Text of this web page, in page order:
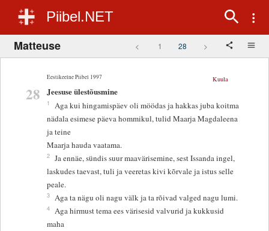
Piibel.NET
Matteuse < 1 28 >
Eestikeelne Piibel 1997
28
Kuula
Jeesuse ülestõusmine
1
Aga kui hingamispäev oli möödas ja hakkas juba koitma
nädala esimese päeva hommikul, tulid Maarja Magdaleena
ja teine
Maarja hauda vaatama.
2 Ja ennäe, sündis suur maavärisemine, sest Issanda ingel,
laskudes taevast, tuli ja veeretas kivi kõrvale ja istus selle
peale.
3 Aga ta nägu oli nagu välk ja ta rõivad valged nagu lumi.
4 Aga hirmust tema ees värisesid valvurid ja kukkusid
maha